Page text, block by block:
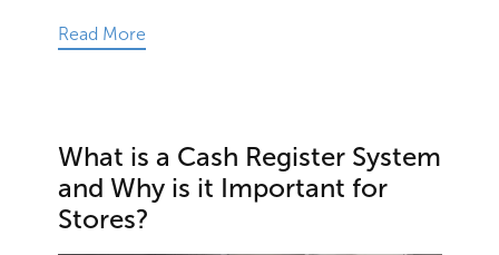
Read More
What is a Cash Register System
and Why is it Important for
Stores?